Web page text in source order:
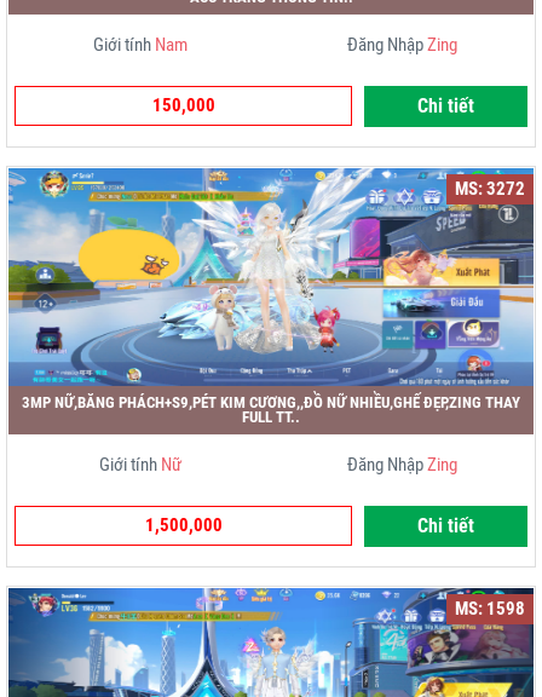
Giới tính Nam Đăng NhậpZing
150,000 Chi tiết
MS: 3272
3MP NỮ,BĂNG PHÁCH+S9,PÉT KIM CƯƠNG,,ĐỒ NỮ NHIỀU,GHẾ ĐẸP,ZING THAY
FULL TT..
Giới tính Nữ Đăng NhậpZing
1,500,000 Chi tiết
MS: 1598